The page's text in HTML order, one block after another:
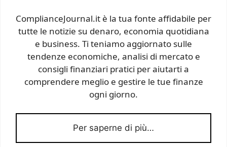
ComplianceJournal.it è la tua fonte affidabile per
tutte le notizie su denaro, economia quotidiana
e business. Ti teniamo aggiornato sulle
tendenze economiche, analisi di mercato e
consigli finanziari pratici per aiutarti a
comprendere meglio e gestire le tue finanze
ogni giorno.
Per saperne di più…